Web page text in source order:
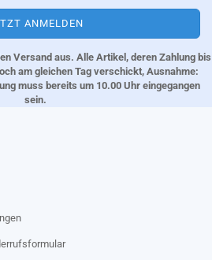
Versand aus. Alle Artikel, deren Zahlung bis
am gleichen Tag verschickt, Ausnahme:
muss bereits um 10.00 Uhr eingegangen
sein.